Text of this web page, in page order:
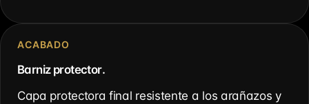
ACABADO
Barniz protector.
Capa protectora final resistente a los arañazos y